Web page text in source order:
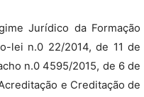
Jurídico da Formação
lei n.0 22/2014, de 11 de
n.0 4595/2015, de 6 de
e Creditação de